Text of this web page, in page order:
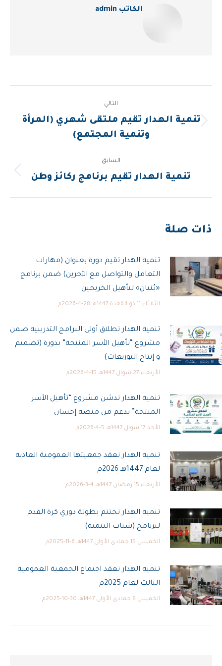
الكاتب
navigation
السابق
المقالة
تنمية الهدار تقيم برنامج ركائز وطن
التالي
المقالة
التالية:
تنمية الهدار تقيم ملتقى شهري (المرأة
وتنمية المجتمع)
ذات صلة
تنمية الهدار تقيم دورة بعنوان (مهارات
التعامل والتواصل مع الآخرين) ضمن برنامج
«بُنيان» لتأهيل الخريجين
الثلاثاء 11 ذو القعدة 1447هـ 28-4-2026م
تنمية الهدار تطلاق أولى البرامج التدريبية ضمن
مشروع “تأهيل الأسر المنتجة” بدورة (تصميم
و إنتاج التوزيعات)
الأربعاء 27 شوال 1447هـ 15-4-2026م
تنمية الهدار تدشن مشروع “تأهيل الأسر
المنتجة” بدعم من منصة إحسان
الأحد 17 شوال 1447هـ 5-4-2026م
تنمية الهدار تعقد جمعيتها العمومية العادية
لعام 1447هـ 2026م
الأربعاء 15 رمضان 1447هـ 4-3-2026م
تنمية الهدار تختتم بطولة دوري كرة القدم
لبرنامج (شباب التنمية)
الخميس 15 جمادى الأولى 1447هـ 6-11-2025م
تنمية الهدار تعقد اجتماع الجمعية العمومية
الثالث لعام 2025م
الخميس 8 جمادى الأولى 1447هـ 30-10-2025م